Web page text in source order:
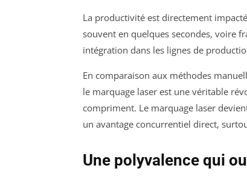
La productivité est directement
souvent en quelques secondes, voire
intégration dans les lignes de
En comparaison aux méthodes
le marquage laser est une véritable
compriment. Le marquage laser
un avantage concurrentiel direct,
Une polyvalence qui